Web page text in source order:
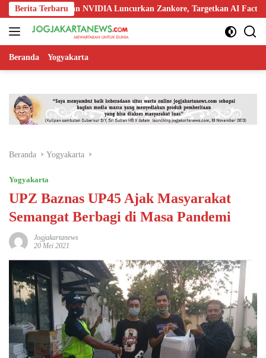
Langsung
ke
konten
Berita Terbaru
dan NVIDIA Luncurkan Zankore, Targetkan AI Factory 1 GW
Beranda Yogyakarta
Beranda Yogyakarta
Yogyakarta
UPZ Baznas UP45 Ajak Masyarakat
Semangat Berbagi di Masa Pandemi
Jogjakartanews
20 Mei 2021